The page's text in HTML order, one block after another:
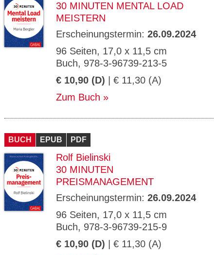
30 MINUTEN MENTAL LOAD
MEISTERN
Erscheinungstermin: 26.09.2024
96 Seiten, 17,0 x 11,5 cm
Buch, 978-3-96739-213-5
€ 10,90 (D) | € 11,30 (A)
Zum Buch
BUCH EPUB PDF
Rolf Bielinski
30 MINUTEN
PREISMANAGEMENT
Erscheinungstermin: 26.09.2024
96 Seiten, 17,0 x 11,5 cm
Buch, 978-3-96739-215-9
€ 10,90 (D) | € 11,30 (A)